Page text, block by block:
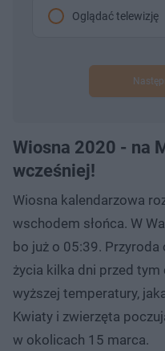
Oglądać telewizję
Wiosna 2020 - na
wcześniej!
Wiosna kalendarzowa
wschodem słońca. W
bo już o 05:39.
życia kilka dni przed tym
wyższej temperatury,
Kwiaty i zwierzęta
w okolicach 15 marca.